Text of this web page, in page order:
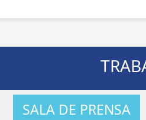
SALA DE PRENSA